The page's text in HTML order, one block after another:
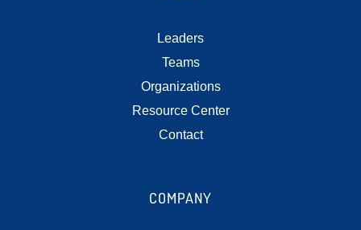
Leaders
Teams
Organizations
Resource Center
Contact
COMPANY